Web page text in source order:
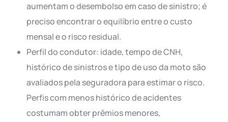
aumentam o desembolso em caso de sinistro; é
preciso encontrar o equilíbrio entre o custo
mensal e o risco residual.
Perfil do condutor: idade, tempo de CNH,
histórico de sinistros e tipo de uso da moto são
avaliados pela seguradora para estimar o risco.
Perfis com menos histórico de acidentes
costumam obter prêmios menores,